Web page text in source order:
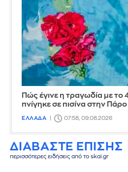
Πώς έγινε η τραγωδία με το
πνίγηκε σε πισίνα στην Πάρο
ΕΛΛΑΔΑ 07:58, 09.08.2026
ΔΙΑΒΑΣΤΕ ΕΠΙΣΗΣ
περισσότερες ειδήσεις από το skai.gr